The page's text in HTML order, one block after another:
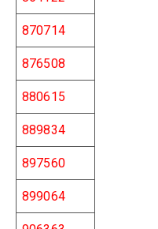
870714
876508
880615
889834
897560
899064